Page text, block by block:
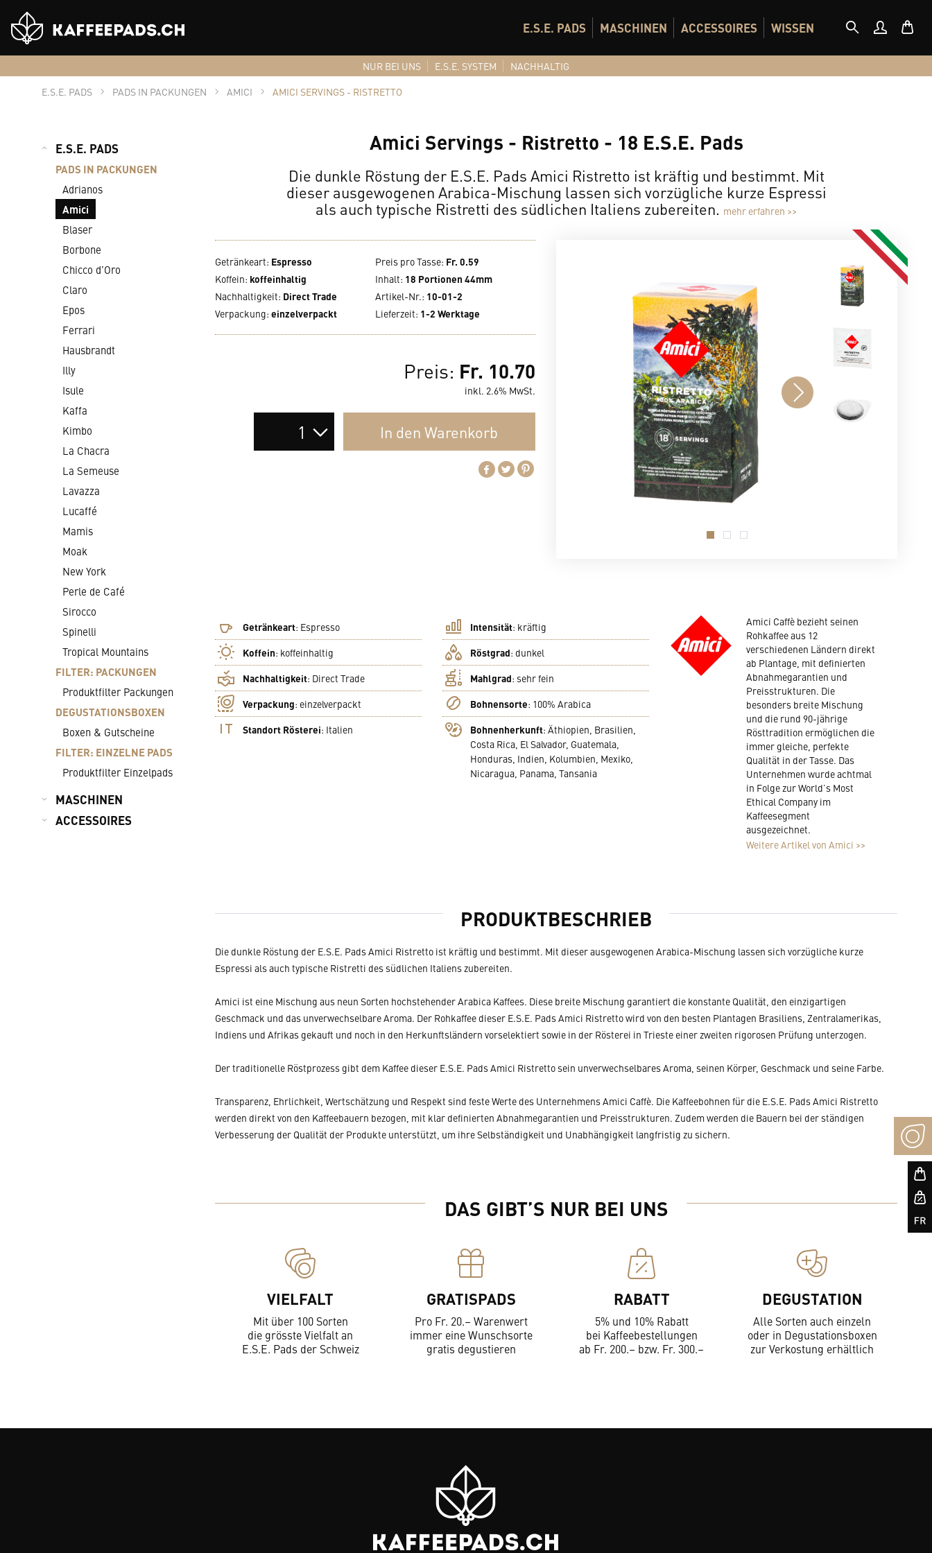
Shop
Logo
E.S.E. PADS MASCHINEN ACCESSOIRES WISSEN
NUR BEI UNS E.S.E. SYSTEM
NACHHALTIG
E.S.E. PADS
PADS IN PACKUNGEN AMICI AMICI SERVINGS - RISTRETTO
E.S.E. PADS
PADS IN PACKUNGEN
Adrianos
Amici
Blaser
Borbone
Chicco d’Oro
Claro
Epos
Ferrari
Hausbrandt
Illy
Isule
Kaffa
Kimbo
La Chacra
La Semeuse
Lavazza
Lucaffé
Mamis
Moak
New York
Perle de Café
Sirocco
Spinelli
Tropical Mountains
FILTER: PACKUNGEN
Produktfilter Packungen
DEGUSTATIONSBOXEN
Boxen & Gutscheine
FILTER: EINZELNE PADS
Produktfilter Einzelpads
MASCHINEN
ACCESSOIRES
Amici Servings - Ristretto - 18 E.S.E. Pads
Die dunkle Röstung der E.S.E. Pads Amici Ristretto ist kräftig und bestimmt. Mit
dieser ausgewogenen Arabica-Mischung lassen sich vorzügliche kurze Espressi
als auch typische Ristretti des südlichen Italiens zubereiten. mehr erfahren >>
. . .
Getränkeart: Espresso
Koffein: koffeinhaltig
Nachhaltigkeit: Direct Trade
Verpackung: einzelverpackt
Preis pro Tasse: Fr. 0.59
Inhalt: 18 Portionen 44mm
Artikel-Nr.: 10-01-2
Lieferzeit: 1-2 Werktage
Preis: Fr. 10.70
inkl. 2.6% MwSt.
In den Warenkorb
Getränkeart: Espresso
Koffein: koffeinhaltig
Nachhaltigkeit: Direct Trade
Verpackung: einzelverpackt
Standort Rösterei: Italien
Intensität: kräftig
Röstgrad: dunkel
Mahlgrad: sehr fein
Bohnensorte: 100% Arabica
Bohnenherkunft: Äthiopien, Brasilien,
Costa Rica, El Salvador, Guatemala,
Honduras, Indien, Kolumbien, Mexiko,
Nicaragua, Panama, Tansania
Amici Caffè bezieht seinen
Rohkaffee aus 12
verschiedenen Ländern direkt
ab Plantage, mit definierten
Abnahmegarantien und
Preisstrukturen. Die
besonders breite Mischung
und die rund 90-jährige
Rösttradition ermöglichen die
immer gleiche, perfekte
Qualität in der Tasse. Das
Unternehmen wurde achtmal
in Folge zur World’s Most
Ethical Company im
Kaffeesegment
ausgezeichnet.
Weitere Artikel von Amici >>
PRODUKTBESCHRIEB
Die dunkle Röstung der E.S.E. Pads Amici Ristretto ist kräftig und bestimmt. Mit dieser ausgewogenen Arabica-Mischung lassen sich vorzügliche kurze
Espressi als auch typische Ristretti des südlichen Italiens zubereiten.
Amici ist eine Mischung aus neun Sorten hochstehender Arabica Kaffees. Diese breite Mischung garantiert die konstante Qualität, den einzigartigen
Geschmack und das unverwechselbare Aroma. Der Rohkaffee dieser E.S.E. Pads Amici Ristretto wird von den besten Plantagen Brasiliens, Zentralamerikas,
Indiens und Afrikas gekauft und noch in den Herkunftsländern vorselektiert sowie in der Rösterei in Trieste einer zweiten rigorosen Prüfung unterzogen.
Der traditionelle Röstprozess gibt dem Kaffee dieser E.S.E. Pads Amici Ristretto sein unverwechselbares Aroma, seinen Körper, Geschmack und seine Farbe.
Transparenz, Ehrlichkeit, Wertschätzung und Respekt sind feste Werte des Unternehmens Amici Caffè. Die Kaffeebohnen für die E.S.E. Pads Amici Ristretto
werden direkt von den Kaffeebauern bezogen, mit klar definierten Abnahmegarantien und Preisstrukturen. Zudem werden die Bauern bei der ständigen
Verbesserung der Qualität der Produkte unterstützt, um ihre Selbständigkeit und Unabhängigkeit langfristig zu sichern.
DAS GIBT’S NUR BEI UNS
VIELFALT
Mit über 100 Sorten
die grösste Vielfalt an
E.S.E. Pads der Schweiz
GRATISPADS
Pro Fr. 20.– Warenwert
immer eine Wunschsorte
gratis degustieren
RABATT
5% und 10% Rabatt
bei Kaffeebestellungen
ab Fr. 200.– bzw. Fr. 300.–
DEGUSTATION
Alle Sorten auch einzeln
oder in Degustationsboxen
zur Verkostung erhältlich